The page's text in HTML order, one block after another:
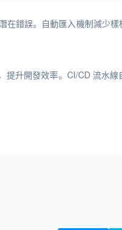
錯誤。自動匯入機制減少
升開發效率。CI/CD 流水